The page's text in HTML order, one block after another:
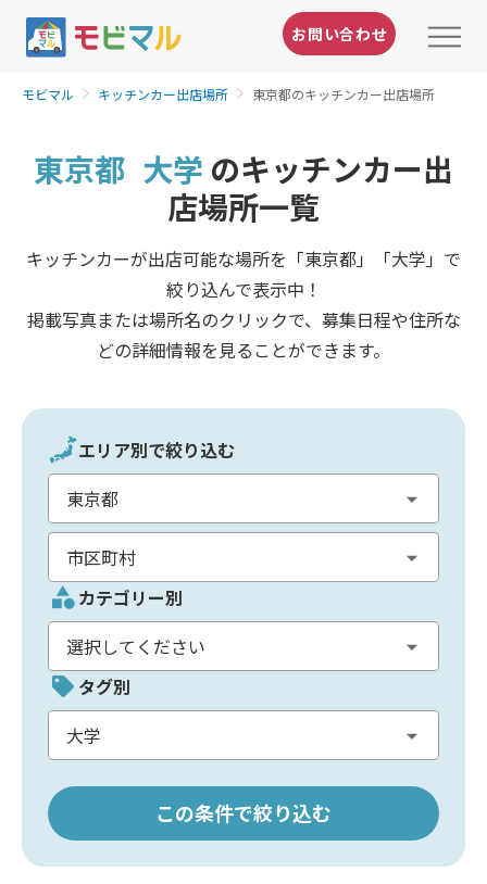
お問い合わせ
モビマル キッチンカー出店場所 東京都のキッチンカー出店場所
東京都 大学 のキッチンカー出
店場所一覧
キッチンカーが出店可能な場所を「東京都」「大学」で
絞り込んで表示中！
掲載写真または場所名のクリックで、募集日程や住所な
どの詳細情報を見ることができます。
エリア別で絞り込む
カテゴリー別
タグ別
この条件で絞り込む